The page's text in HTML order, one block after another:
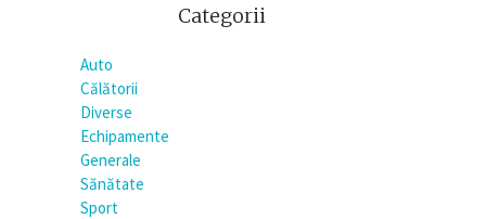
Categorii
Auto
Călătorii
Diverse
Echipamente
Generale
Sănătate
Sport